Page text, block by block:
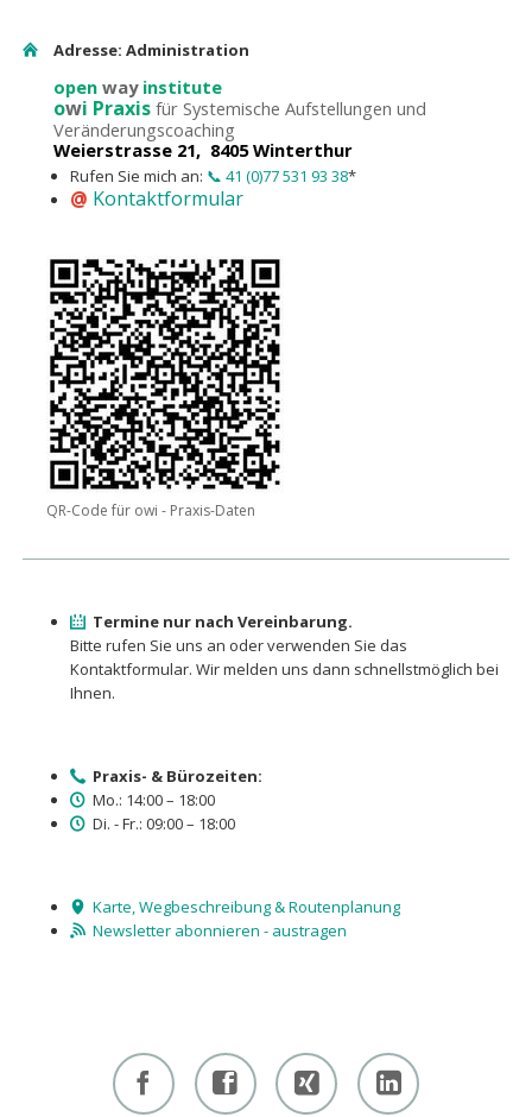
Adresse: Administration
open wayinstitute
owi Praxisfür Systemische Aufstellungen und
Veränderungscoaching
Weierstrasse 21, 8405 Winterthur
Rufen Sie mich an: 📞 41 (0)77 531 93 38*
@ Kontaktformular
QR-Code für owi - Praxis-Daten
Termine nur nach Vereinbarung.
Bitte rufen Sie uns an oder verwenden Sie das
Kontaktformular. Wir melden uns dann schnellstmöglich bei
Ihnen.
Praxis- & Bürozeiten:
Mo.: 14:00 – 18:00
Di. - Fr.: 09:00 – 18:00
Karte, Wegbeschreibung & Routenplanung
Newsletter abonnieren - austragen